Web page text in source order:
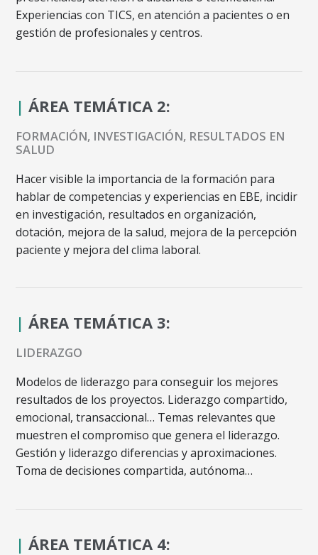
Experiencias con TICS, en atención a pacientes o en
gestión de profesionales y centros.
| ÁREA TEMÁTICA 2:
FORMACIÓN, INVESTIGACIÓN, RESULTADOS EN
SALUD
Hacer visible la importancia de la formación para
hablar de competencias y experiencias en EBE, incidir
en investigación, resultados en organización,
dotación, mejora de la salud, mejora de la percepción
paciente y mejora del clima laboral.
| ÁREA TEMÁTICA 3:
LIDERAZGO
Modelos de liderazgo para conseguir los mejores
resultados de los proyectos. Liderazgo compartido,
emocional, transaccional… Temas relevantes que
muestren el compromiso que genera el liderazgo.
Gestión y liderazgo diferencias y aproximaciones.
Toma de decisiones compartida, autónoma…
| ÁREA TEMÁTICA 4: